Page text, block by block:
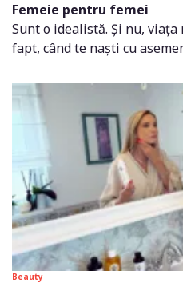
Femeie pentru femei
Sunt o idealistă. Și nu,
fapt, când te naști cu
Beauty